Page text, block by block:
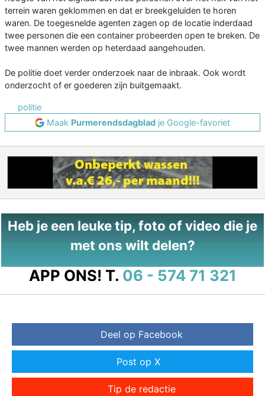
terrein waren geklommen en dat er breekgeluiden te horen
waren. De toegesnelde agenten zagen op de locatie inderdaad
twee personen die een container probeerden open te breken. De
twee mannen werden op heterdaad aangehouden.
De politie doet verder onderzoek naar de inbraak. Ook wordt
onderzocht of er goederen zijn buitgemaakt.
politie
Maak Purmerendsdagblad je Google-favoriet
Heb je een leuke tip, foto of video die je
met ons wilt delen?
APP ONS! T. 06 - 574 71 321
Deel op Facebook
Post op X
Tip de redactie